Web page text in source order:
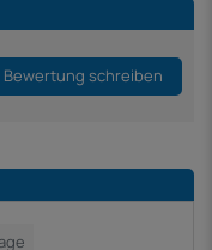
Bewertung schreiben